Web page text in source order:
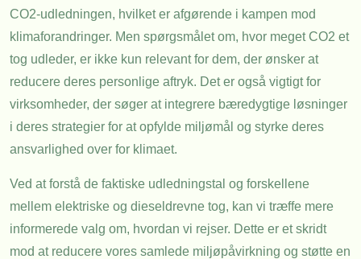
CO2-udledningen, hvilket er afgørende i kampen mod
klimaforandringer. Men spørgsmålet om, hvor meget CO2 et
tog udleder, er ikke kun relevant for dem, der ønsker at
reducere deres personlige aftryk. Det er også vigtigt for
virksomheder, der søger at integrere bæredygtige løsninger
i deres strategier for at opfylde miljømål og styrke deres
ansvarlighed over for klimaet.
Ved at forstå de faktiske udledningstal og forskellene
mellem elektriske og dieseldrevne tog, kan vi træffe mere
informerede valg om, hvordan vi rejser. Dette er et skridt
mod at reducere vores samlede miljøpåvirkning og støtte en